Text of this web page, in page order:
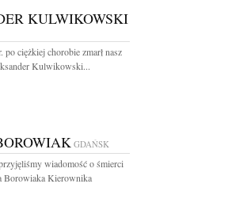
KULWIKOWSKI
po ciężkiej chorobie zmarł nasz
Kulwikowski...
GDAŃSK
wiadomość o śmierci
Borowiaka Kierownika